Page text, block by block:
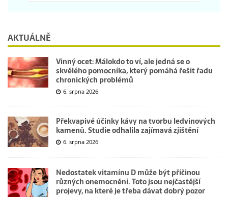
AKTUÁLNĚ
Vinný ocet: Málokdo to ví, ale jedná se o
skvělého pomocníka, který pomáhá řešit řadu
chronických problémů
6. srpna 2026
Překvapivé účinky kávy na tvorbu ledvinových
kamenů. Studie odhalila zajímavá zjištění
6. srpna 2026
Nedostatek vitamínu D může být příčinou
různých onemocnění. Toto jsou nejčastější
projevy, na které je třeba dávat dobrý pozor